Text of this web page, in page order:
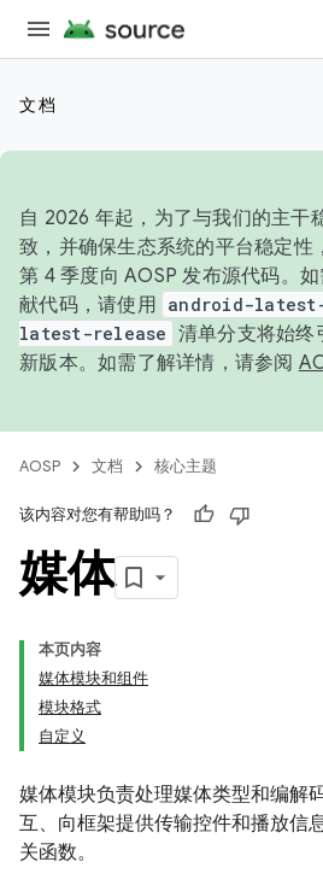
文档
自 2026 年起，为了与我们的主干
致，并确保生态系统的平台稳定性
第 4 季度向 AOSP 发布源代码。
献代码，请使用 android-
latest-release 清单分支将始终
新版本。如需了解详情，请参阅
AOSP 文档 核心主题
该内容对您有帮助吗？
媒体
本页内容
媒体模块和组件
模块格式
自定义
媒体模块负责处理媒体类型和编解
互、向框架提供传输控件和播放信
关函数。